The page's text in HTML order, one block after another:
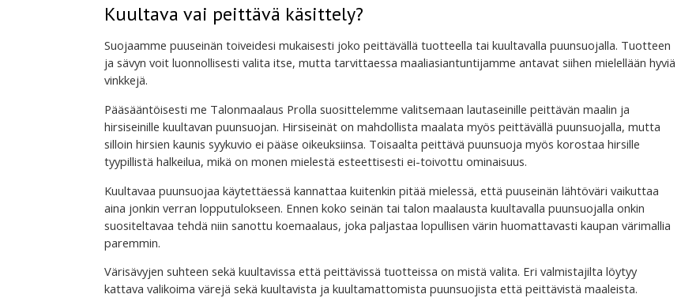
Kuultava vai peittävä käsittely?
Suojaamme puuseinän toiveidesi mukaisesti joko peittävällä tuotteella tai kuultavalla puunsuojalla. Tuotteen
ja sävyn voit luonnollisesti valita itse, mutta tarvittaessa maaliasiantuntijamme antavat siihen mielellään hyviä
vinkkejä.
Pääsääntöisesti me Talonmaalaus Prolla suosittelemme valitsemaan lautaseinille peittävän maalin ja
hirsiseinille kuultavan puunsuojan. Hirsiseinät on mahdollista maalata myös peittävällä puunsuojalla, mutta
silloin hirsien kaunis syykuvio ei pääse oikeuksiinsa. Toisaalta peittävä puunsuoja myös korostaa hirsille
tyypillistä halkeilua, mikä on monen mielestä esteettisesti ei-toivottu ominaisuus.
Kuultavaa puunsuojaa käytettäessä kannattaa kuitenkin pitää mielessä, että puuseinän lähtöväri vaikuttaa
aina jonkin verran lopputulokseen. Ennen koko seinän tai talon maalausta kuultavalla puunsuojalla onkin
suositeltavaa tehdä niin sanottu koemaalaus, joka paljastaa lopullisen värin huomattavasti kaupan värimallia
paremmin.
Värisävyjen suhteen sekä kuultavissa että peittävissä tuotteissa on mistä valita. Eri valmistajilta löytyy
kattava valikoima värejä sekä kuultavista ja kuultamattomista puunsuojista että peittävistä maaleista.